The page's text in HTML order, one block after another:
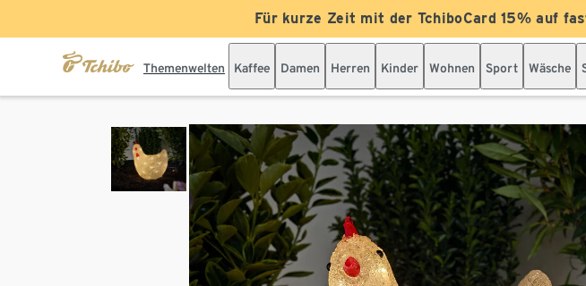
Für kurze Zeit mit der TchiboCard 15% auf
Themenwelten Kaffee Damen Herren Kinder Wohnen Sport Wäsche